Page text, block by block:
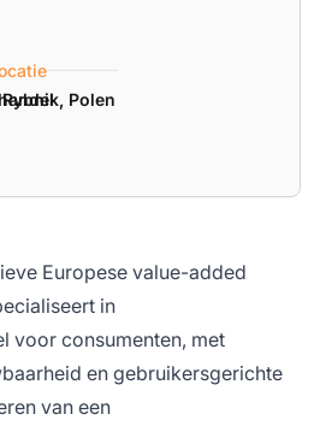
Rybnik, Polen
Europese value-added
in
voor consumenten, met
en gebruikersgerichte
van een